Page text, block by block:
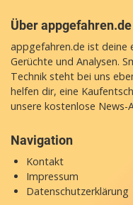
Über appgefahren.de
appgefahren.de ist deine
Gerüchte und Analysen.
Technik steht bei uns
helfen dir, eine
unsere kostenlose News-
Navigation
Kontakt
Impressum
Datenschutzerklärung